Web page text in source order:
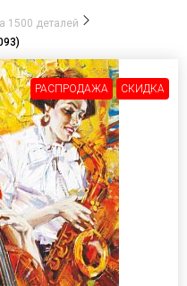
1500 деталей
РАСПРОДАЖА СКИДКА